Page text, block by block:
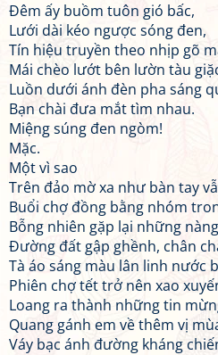
Đêm ấy buồm tuôn gió bấc,
Lưới dài kéo ngược sóng đen,
Tín hiệu truyền theo nhịp gõ
Mái chèo lướt bên lườn tàu
Luồn dưới ánh đèn pha sáng
Bạn chài đưa mắt tìm nhau.
Miệng súng đen ngòm!
Mặc.
Một vì sao
Trên đảo mờ xa như bàn tay
Buổi chợ đồng bằng nhóm
Bỗng nhiên gặp lại những nàng
Đường đất gập ghềnh, chân
Tà áo sáng màu lân linh nước
Phiên chợ tết trở nên xao
Loang ra thành những tin
Quang gánh em về thêm vị
Váy bạc ánh đường kháng